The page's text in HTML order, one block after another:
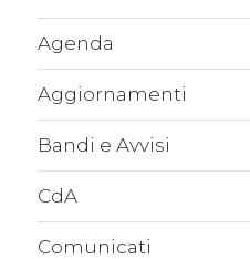
Agenda
Aggiornamenti
Bandi e Avvisi
CdA
Comunicati